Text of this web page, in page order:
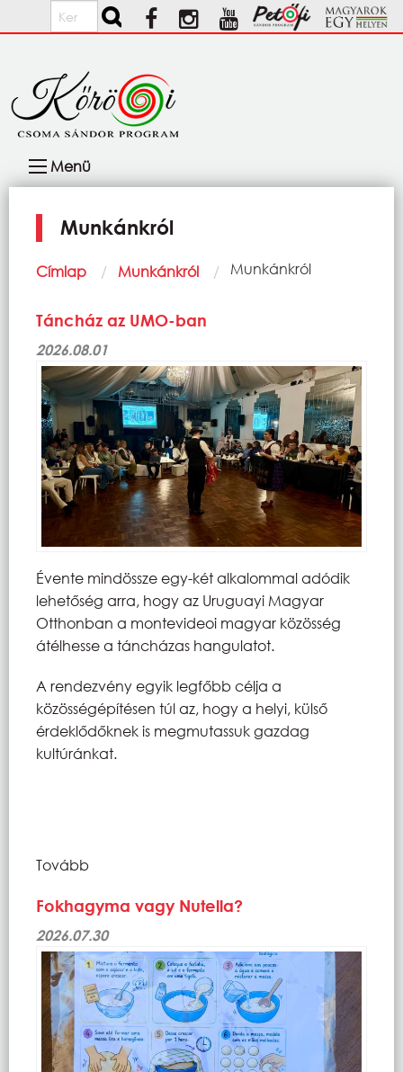
Ugrás a tartalomra
Keresés
navigáció
Menü
Munkánkról
Morzsa
Címlap Munkánkról Current:
Munkánkról
Táncház az UMO-ban
2026.08.01
Évente mindössze egy-két alkalommal adódik
lehetőség arra, hogy az Uruguayi Magyar
Otthonban a montevideoi magyar közösség
átélhesse a táncházas hangulatot.
A rendezvény egyik legfőbb célja a
közösségépítésen túl az, hogy a helyi, külső
érdeklődőknek is megmutassuk gazdag
kultúránkat.
Tovább
Fokhagyma vagy Nutella?
2026.07.30